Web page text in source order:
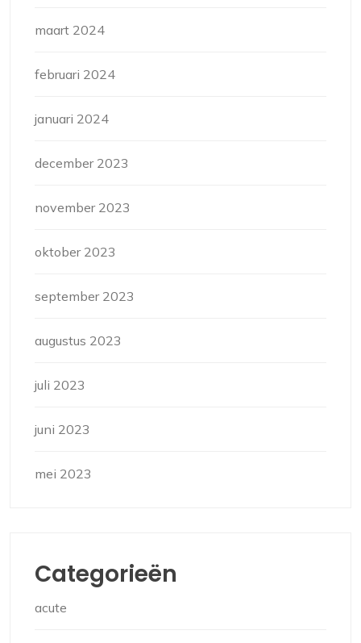
maart 2024
februari 2024
januari 2024
december 2023
november 2023
oktober 2023
september 2023
augustus 2023
juli 2023
juni 2023
mei 2023
Categorieën
acute